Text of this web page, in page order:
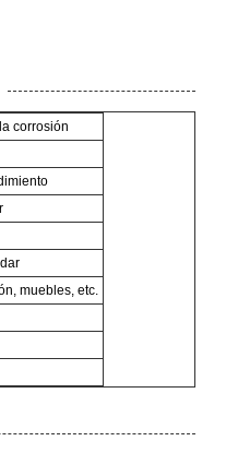
corrosión
muebles, etc.